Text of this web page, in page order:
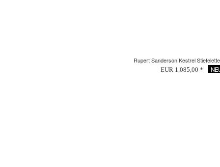
Rupert Sanderson Kestrel
EUR 1.085,00 *